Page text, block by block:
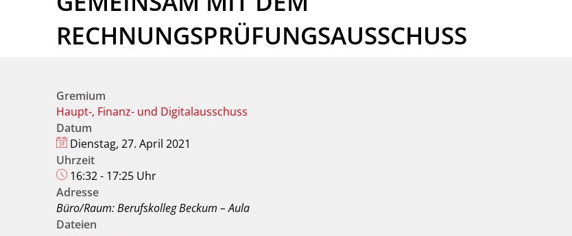
RECHNUNGSPRÜFUNGSAUSSCHUSS
Gremium
Haupt-, Finanz- und Digitalausschuss
Datum
Dienstag, 27. April 2021
Uhrzeit
16:32 - 17:25 Uhr
Adresse
Büro/Raum: Berufskolleg Beckum – Aula
Dateien